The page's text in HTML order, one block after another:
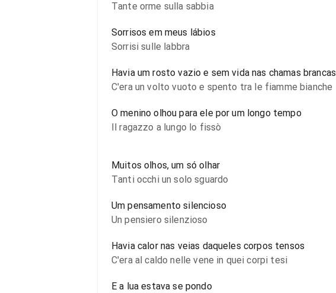
Tante orme sulla sabbia
Sorrisos em meus lábios
Sorrisi sulle labbra
Havia um rosto vazio e sem vida nas chamas brancas
C'era un volto vuoto e spento tra le fiamme bianche
O menino olhou para ele por um longo tempo
Il ragazzo a lungo lo fissò
Muitos olhos, um só olhar
Tanti occhi un solo sguardo
Um pensamento silencioso
Un pensiero silenzioso
Havia calor nas veias daqueles corpos tensos
C'era al caldo nelle vene in quei corpi tesi
E a lua estava se pondo